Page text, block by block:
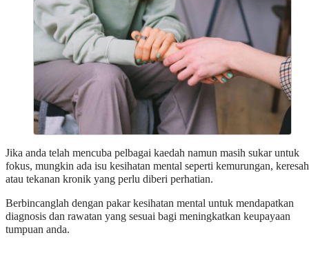
Jika anda telah mencuba pelbagai kaedah namun masih sukar untuk
fokus, mungkin ada isu kesihatan mental seperti kemurungan,
atau tekanan kronik yang perlu diberi perhatian.
Berbincanglah dengan pakar kesihatan mental untuk mendapatkan
diagnosis dan rawatan yang sesuai bagi meningkatkan keupayaan
tumpuan anda.